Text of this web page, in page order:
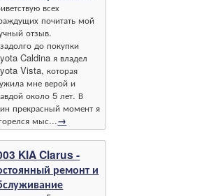
всех
почитать мой
отзыв.
до покупки
Caldina я владел
Vista, которая
мне верой и
около 5 лет. В
прекрасный момент я
мыс...→
KIA Clarus -
ремонт и